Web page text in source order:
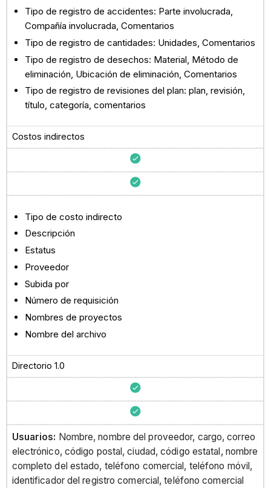
Tipo de registro de accidentes: Parte involucrada,
Compañía involucrada, Comentarios
Tipo de registro de cantidades: Unidades, Comentarios
Tipo de registro de desechos: Material, Método de
eliminación, Ubicación de eliminación, Comentarios
Tipo de registro de revisiones del plan: plan, revisión,
título, categoría, comentarios
Costos indirectos
Tipo de costo indirecto
Descripción
Estatus
Proveedor
Subida por
Número de requisición
Nombres de proyectos
Nombre del archivo
Directorio 1.0
Usuarios: Nombre, nombre del proveedor, cargo, correo
electrónico, código postal, ciudad, código estatal, nombre
completo del estado, teléfono comercial, teléfono móvil,
identificador del registro comercial, teléfono comercial